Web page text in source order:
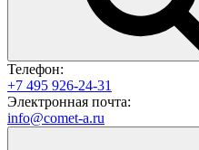
Телефон:
+7 495 926-24-31
Электронная почта:
info@comet-a.ru